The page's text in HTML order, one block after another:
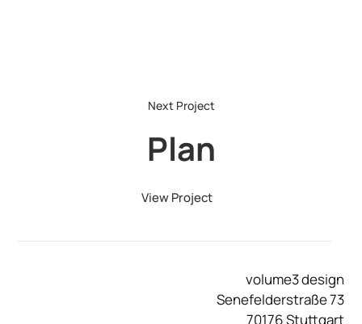
View Project
Plan
volume3 design
Senefelderstraße 73
70176 Stuttgart